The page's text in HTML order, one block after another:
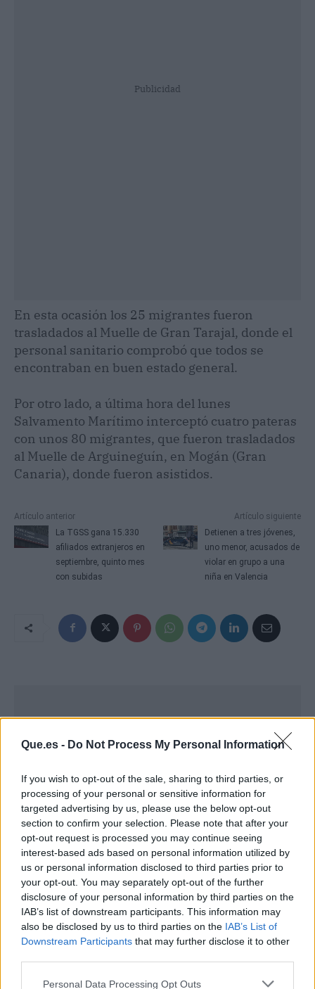
Que.es - Do Not Process My Personal Information
If you wish to opt-out of the sale, sharing to third parties, or
processing of your personal or sensitive information for
targeted advertising by us, please use the below opt-out
section to confirm your selection. Please note that after your
opt-out request is processed you may continue seeing
interest-based ads based on personal information utilized by
us or personal information disclosed to third parties prior to
your opt-out. You may separately opt-out of the further
disclosure of your personal information by third parties on the
IAB’s list of downstream participants. This information may
also be disclosed by us to third parties on the IAB’s List of
Downstream Participants that may further disclose it to other
Personal Data Processing Opt Outs
Publicidad
En esta ocasión los 25 migrantes fueron
trasladados al Muelle de Gran Tarajal, donde el
personal sanitario comprobó que todos se
encontraban en buen estado general.
Por otro lado, a última hora del lunes
Salvamento Marítimo interceptó cuatro pateras
con unos 80 migrantes, que fueron trasladados
al Muelle de Arguineguín, en Mogán (Gran
Canaria), donde fueron asistidos.
Artículo anterior
La TGSS gana 15.330
afiliados extranjeros en
septiembre, quinto mes
con subidas
Artículo siguiente
Detienen a tres jóvenes,
uno menor, acusados de
violar en grupo a una
niña en Valencia
Publicidad